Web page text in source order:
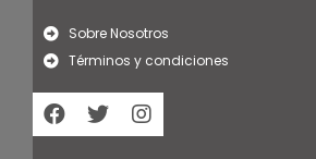
Sobre Nosotros
Términos y condiciones